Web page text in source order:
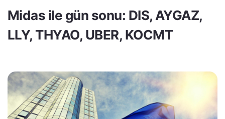
Midas ile gün sonu: DIS, AYGAZ,
LLY, THYAO, UBER, KOCMT